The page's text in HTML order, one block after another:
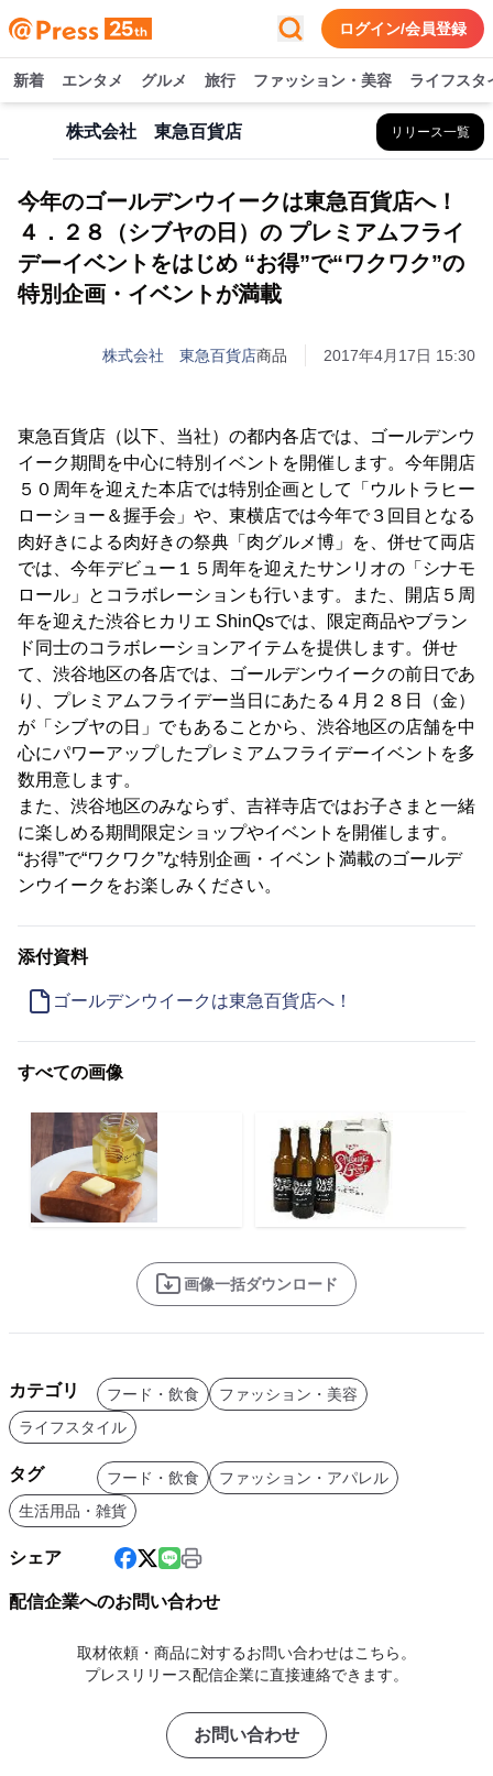
ログイン/会員登録
新着 エンタメ グルメ 旅行 ファッション・美容 ライフスタ
株式会社 東急百貨店 リリース一覧
今年のゴールデンウイークは東急百貨店へ！
４．２８（シブヤの日）の プレミアムフライ
デーイベントをはじめ “お得”で“ワクワク”の
特別企画・イベントが満載
株式会社 東急百貨店商品 2017年4月17日 15:30
東急百貨店（以下、当社）の都内各店では、ゴールデンウ
イーク期間を中心に特別イベントを開催します。今年開店
５０周年を迎えた本店では特別企画として「ウルトラヒー
ローショー＆握手会」や、東横店では今年で３回目となる
肉好きによる肉好きの祭典「肉グルメ博」を、併せて両店
では、今年デビュー１５周年を迎えたサンリオの「シナモ
ロール」とコラボレーションも行います。また、開店５周
年を迎えた渋谷ヒカリエ ShinQsでは、限定商品やブラン
ド同士のコラボレーションアイテムを提供します。併せ
て、渋谷地区の各店では、ゴールデンウイークの前日であ
り、プレミアムフライデー当日にあたる４月２８日（金）
が「シブヤの日」でもあることから、渋谷地区の店舗を中
心にパワーアップしたプレミアムフライデーイベントを多
数用意します。
また、渋谷地区のみならず、吉祥寺店ではお子さまと一緒
に楽しめる期間限定ショップやイベントを開催します。
“お得”で“ワクワク”な特別企画・イベント満載のゴールデ
ンウイークをお楽しみください。
添付資料
ゴールデンウイークは東急百貨店へ！
すべての画像
画像一括ダウンロード
カテゴリ フード・飲食
ファッション・美容
ライフスタイル
タグ フード・飲食
ファッション・アパレル
生活用品・雑貨
シェア
配信企業へのお問い合わせ
取材依頼・商品に対するお問い合わせはこちら。
プレスリリース配信企業に直接連絡できます。
お問い合わせ